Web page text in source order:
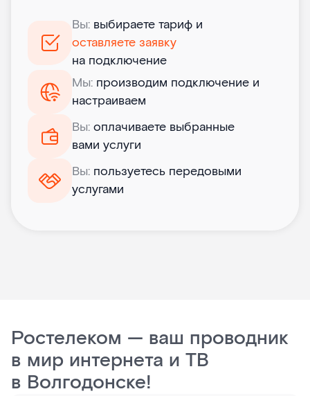
Вы: выбираете тариф и
оставляете заявку
на подключение
Мы: производим подключение и
настраиваем
Вы: оплачиваете выбранные
вами услуги
Вы: пользуетесь передовыми
услугами
Ростелеком — ваш проводник
в мир интернета и ТВ
в Волгодонске!